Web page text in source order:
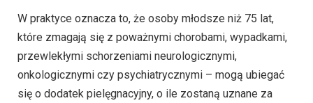
W praktyce oznacza to, że osoby młodsze niż 75 lat,
które zmagają się z poważnymi chorobami, wypadkami,
przewlekłymi schorzeniami neurologicznymi,
onkologicznymi czy psychiatrycznymi – mogą ubiegać
się o dodatek pielęgnacyjny, o ile zostaną uznane za